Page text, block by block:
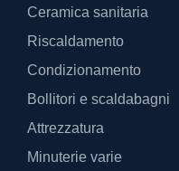
Ceramica sanitaria
Riscaldamento
Condizionamento
Bollitori e scaldabagni
Attrezzatura
Minuterie varie